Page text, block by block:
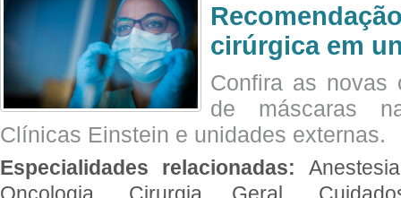
cirúrgica em
Confira as novas
de máscaras
Clínicas Einstein e unidades externas.
Especialidades relacionadas:
Oncologia, Cirurgia Geral,